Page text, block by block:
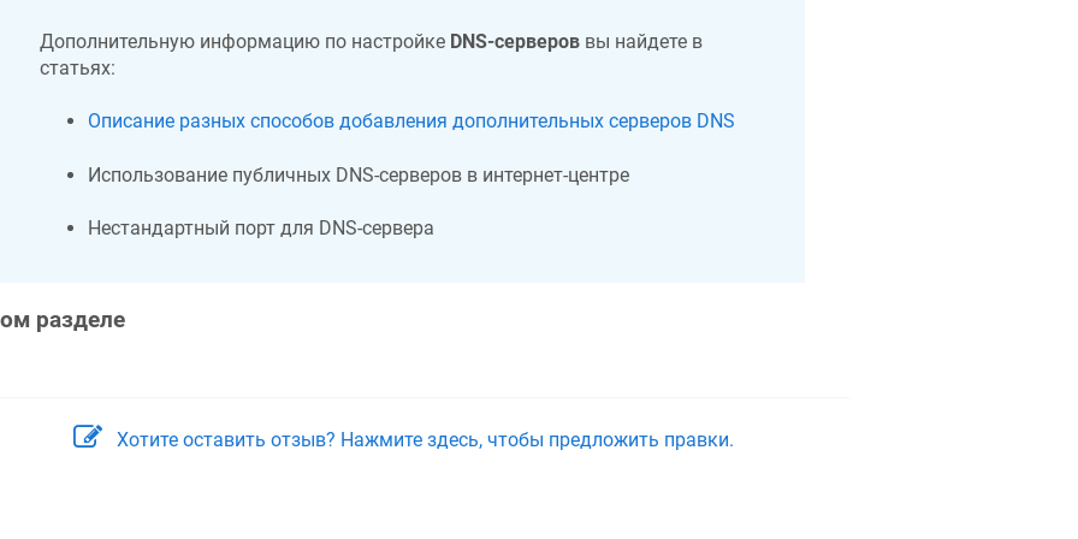
Дополнительную информацию по настройке DNS-сервероввы найдете в
статьях:
Описание разных способов добавления дополнительных серверов DNS
Использование публичных DNS-серверов в интернет-центре
Нестандартный порт для DNS-сервера
разделе
Хотите оставить отзыв? Нажмите здесь, чтобы предложить правки.